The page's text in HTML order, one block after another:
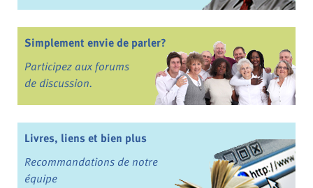
Simplement envie de parler?
Participez aux forums
de discussion.
Livres, liens et bien plus
Recommandations de notre
équipe